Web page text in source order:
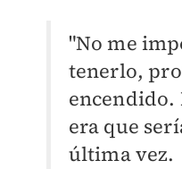
"No me
tenerlo,
encendido.
era que
última vez.